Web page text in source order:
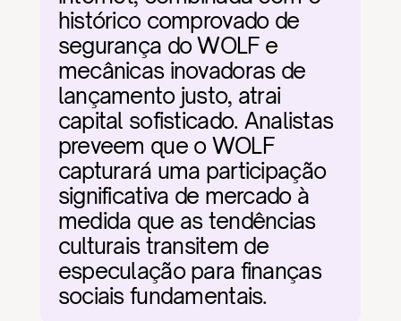
histórico comprovado de
segurança do WOLF e
mecânicas inovadoras de
lançamento justo, atrai
capital sofisticado. Analistas
preveem que o WOLF
capturará uma participação
significativa de mercado à
medida que as tendências
culturais transitem de
especulação para finanças
sociais fundamentais.